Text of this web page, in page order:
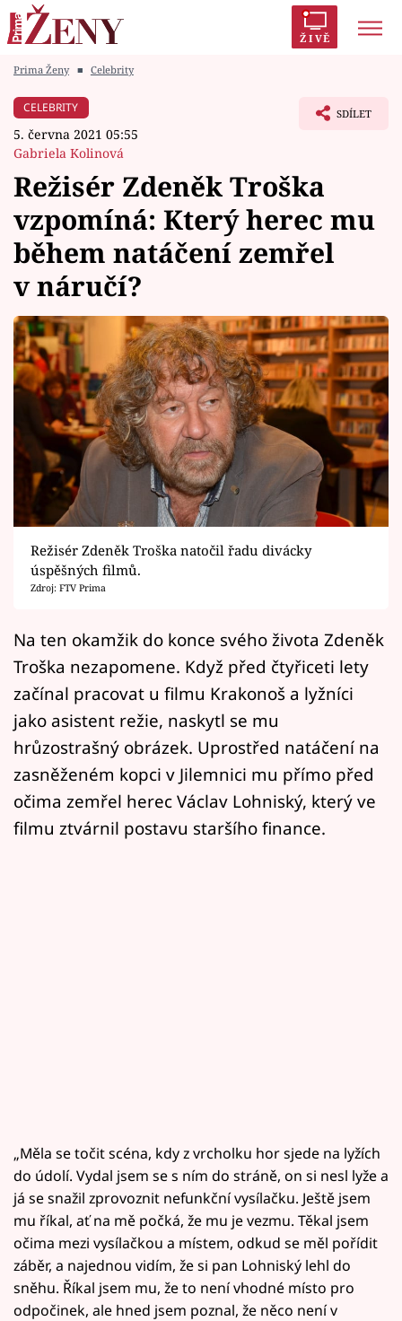
ŽIVĚ
Módní alarm
Témata
Celebrity
Vztahy
Seriály
Horoskopy
Sledujte prima+
Filmový festival Karlovy Vary
Mámy sobě
Přihlášení
Sledujte nás
Prima Ženy ■ Celebrity
CELEBRITY
5. června 2021 05:55
Gabriela Kolinová
SDÍLET
Režisér Zdeněk Troška
vzpomíná: Který herec mu
během natáčení zemřel
v náručí?
Režisér Zdeněk Troška natočil řadu divácky
úspěšných filmů.
Zdroj: FTV Prima
Na ten okamžik do konce svého života Zdeněk
Troška nezapomene. Když před čtyřiceti lety
začínal pracovat u filmu Krakonoš a lyžníci
jako asistent režie, naskytl se mu
hrůzostrašný obrázek. Uprostřed natáčení na
zasněženém kopci v Jilemnici mu přímo před
očima zemřel herec Václav Lohniský, který ve
filmu ztvárnil postavu staršího finance.
„Měla se točit scéna, kdy z vrcholku hor sjede na lyžích
do údolí. Vydal jsem se s ním do stráně, on si nesl lyže a
já se snažil zprovoznit nefunkční vysílačku. Ještě jsem
mu říkal, ať na mě počká, že mu je vezmu. Těkal jsem
očima mezi vysílačkou a místem, odkud se měl pořídit
záběr, a najednou vidím, že si pan Lohniský lehl do
sněhu. Říkal jsem mu, že to není vhodné místo pro
odpočinek, ale hned jsem poznal, že něco není v